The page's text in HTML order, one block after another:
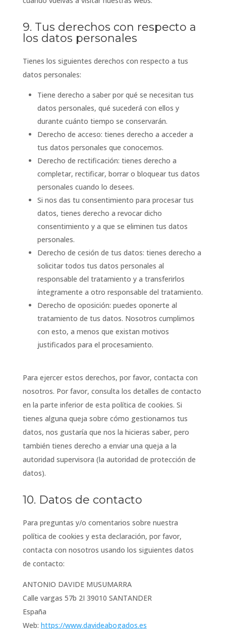
9. Tus derechos con respecto a
los datos personales
Tienes los siguientes derechos con respecto a tus
datos personales:
Tiene derecho a saber por qué se necesitan tus
datos personales, qué sucederá con ellos y
durante cuánto tiempo se conservarán.
Derecho de acceso: tienes derecho a acceder a
tus datos personales que conocemos.
Derecho de rectificación: tienes derecho a
completar, rectificar, borrar o bloquear tus datos
personales cuando lo desees.
Si nos das tu consentimiento para procesar tus
datos, tienes derecho a revocar dicho
consentimiento y a que se eliminen tus datos
personales.
Derecho de cesión de tus datos: tienes derecho a
solicitar todos tus datos personales al
responsable del tratamiento y a transferirlos
íntegramente a otro responsable del tratamiento.
Derecho de oposición: puedes oponerte al
tratamiento de tus datos. Nosotros cumplimos
con esto, a menos que existan motivos
justificados para el procesamiento.
Para ejercer estos derechos, por favor, contacta con
nosotros. Por favor, consulta los detalles de contacto
en la parte inferior de esta política de cookies. Si
tienes alguna queja sobre cómo gestionamos tus
datos, nos gustaría que nos la hicieras saber, pero
también tienes derecho a enviar una queja a la
autoridad supervisora (la autoridad de protección de
datos).
10. Datos de contacto
Para preguntas y/o comentarios sobre nuestra
política de cookies y esta declaración, por favor,
contacta con nosotros usando los siguientes datos
de contacto:
ANTONIO DAVIDE MUSUMARRA
Calle vargas 57b 2I 39010 SANTANDER
España
Web: https://www.davideabogados.es